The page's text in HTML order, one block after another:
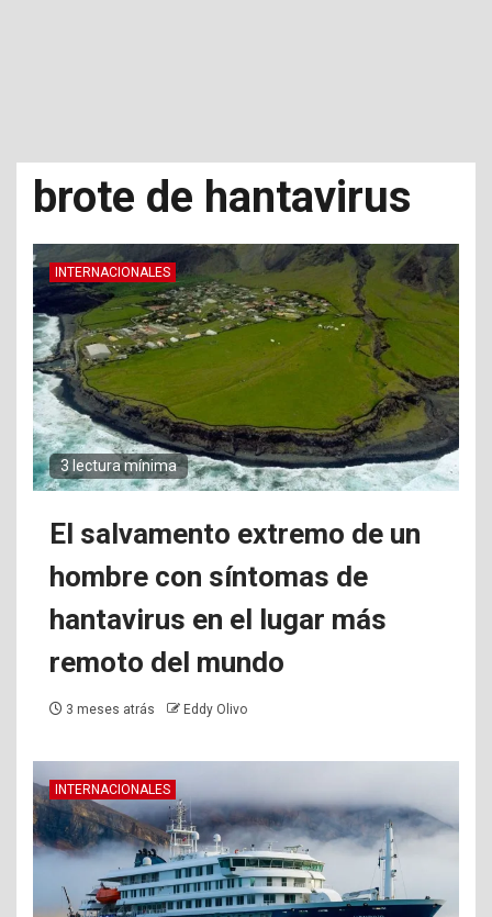
brote de hantavirus
INTERNACIONALES
3 lectura mínima
El salvamento extremo de un
hombre con síntomas de
hantavirus en el lugar más
remoto del mundo
3 meses atrás Eddy Olivo
INTERNACIONALES